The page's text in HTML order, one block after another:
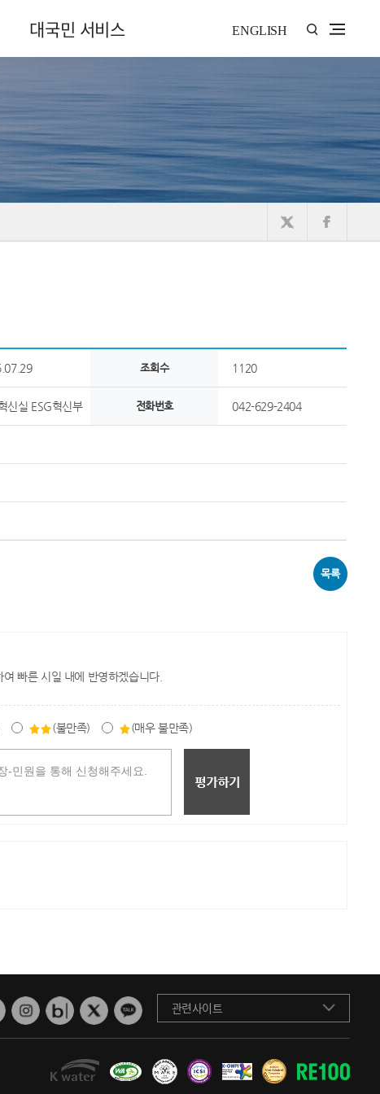
대국민 서비스 ENGLISH
조회수 1120
신실 ESG혁신부 전화번호 042-629-2404
목록
빠른 시일 내에 반영하겠습니다.
(불만족) (매우 불만족)
관련사이트